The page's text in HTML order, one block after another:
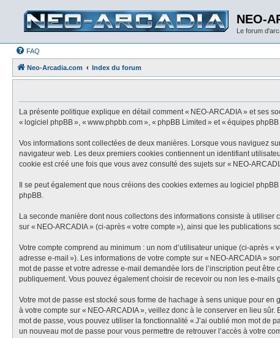
NEO-
Le forum
FAQ
Neo-Arcadia.com Index du forum
La présente politique explique en détail comment « NEO-ARCADIA » et ses
« logiciel phpBB », « www.phpbb.com », « phpBB Limited » et « équipes
Vos informations sont collectées de deux manières. Lorsque vous naviguez
navigateur web. Les deux premiers cookies contiennent un identifiant
cookie est créé une fois que vous avez consulté des sujets sur « NEO-
Il se peut également que nous créions des cookies externes au logiciel
phpBB.
La seconde manière dont nous collectons des informations consiste à utiliser
sur « NEO-ARCADIA » (ci-après « votre compte »), ainsi que les
Votre compte comprend au minimum : un nom d’utilisateur unique (ci-après
adresse e-mail »). Les informations de votre compte sur « NEO-ARCADIA »
mot de passe et votre adresse e-mail demandée lors de l’inscription peut
publiquement. Vous pouvez également choisir de recevoir ou non les e-
Votre mot de passe est stocké sous forme de hachage à sens unique pour
à votre compte sur « NEO-ARCADIA », veillez donc à le conserver en lieu
mot de passe, vous pouvez utiliser la fonctionnalité « J’ai oublié mon mot de
un nouveau mot de passe pour vous permettre de retrouver l’accès à votre